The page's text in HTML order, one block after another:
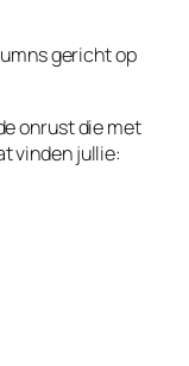
gericht op
onrust die met
vinden jullie: